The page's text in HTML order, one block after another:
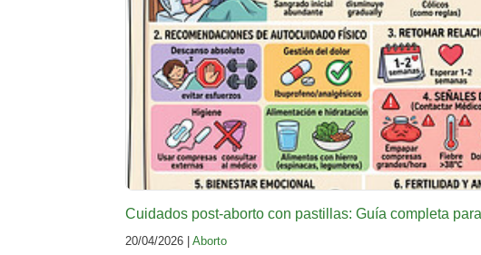
Cuidados post-aborto con pastillas: Guía completa
20/04/2026 | Aborto